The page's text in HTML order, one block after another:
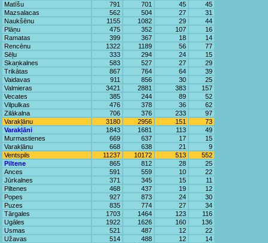
Matīšu
791 701 45
45
Mazsalacas
562 504 27
31
Naukšēnu
1155 1082 29
44
Plāņu
475 352 107
16
Ramatas
399 367 18
14
Rencēnu
1322 1189 56
77
Sēļu
333 294 24
15
Skaņkalnes
583 527 27
29
Trikātas
867 764 64
39
Vaidavas
911 856 30
25
Valmieras
3421 2881 383
157
Vecates
385 244 89
52
Vilpulkas
476 378 36
62
Zilākalna
706 376 233
97
Varakļānu
3180 2956 151
73
Varakļāni
1843 1681 113
49
Murmastienes
669 637 17
15
Varakļānu
668 638 21
9
Ventspils
11237 10172 513
552
Piltene
865 812 28
25
Ances
591 559 10
22
Jūrkalnes
371 345 15
11
Piltenes
468 437 19
12
Popes
927 873 24
30
Puzes
835 774 27
34
Tārgales
1703 1464 123
116
Ugāles
1922 1626 160
136
Usmas
521 487 12
22
Užavas
514 488 12
14